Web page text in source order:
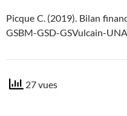
Picque C. (2019). Bilan
GSBM-GSD-GSVulcain-
27 vues